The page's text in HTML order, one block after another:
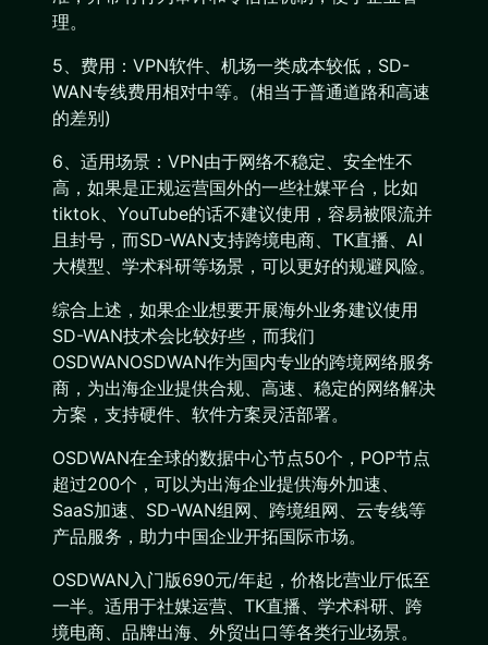
理。
5、费用：VPN软件、机场一类成本较低，SD-
WAN专线费用相对中等。(相当于普通道路和高速
的差别)
6、适用场景：VPN由于网络不稳定、安全性不
高，如果是正规运营国外的一些社媒平台，比如
tiktok、YouTube的话不建议使用，容易被限流并
且封号，而SD-WAN支持跨境电商、TK直播、AI
大模型、学术科研等场景，可以更好的规避风险。
综合上述，如果企业想要开展海外业务建议使用
SD-WAN技术会比较好些，而我们
OSDWANOSDWAN作为国内专业的跨境网络服务
商，为出海企业提供合规、高速、稳定的网络解决
方案，支持硬件、软件方案灵活部署。
OSDWAN在全球的数据中心节点50个，POP节点
超过200个，可以为出海企业提供海外加速、
SaaS加速、SD-WAN组网、跨境组网、云专线等
产品服务，助力中国企业开拓国际市场。
OSDWAN入门版690元/年起，价格比营业厅低至
一半。适用于社媒运营、TK直播、学术科研、跨
境电商、品牌出海、外贸出口等各类行业场景。